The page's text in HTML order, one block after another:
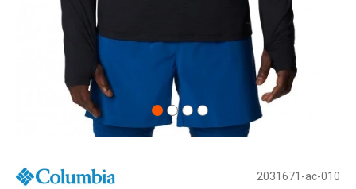
2031671-ac-010